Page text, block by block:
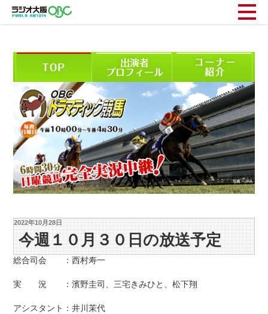
2022年10月28日
今週１０月３０日の放送予定
総合司会 ：西村寿一
実 況 ：濱野圭司、三宅きみひと、松下翔
アシスタント：井川茉代